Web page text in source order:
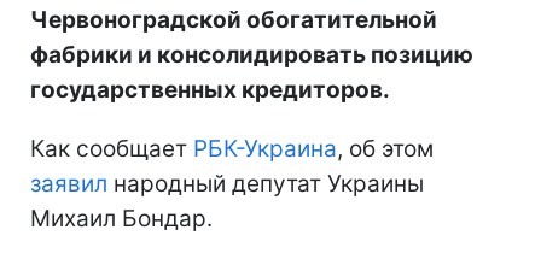
Червоноградской обогатительной
фабрики и консолидировать позицию
государственных кредиторов.
Как сообщает РБК-Украина, об этом
заявил народный депутат Украины
Михаил Бондар.